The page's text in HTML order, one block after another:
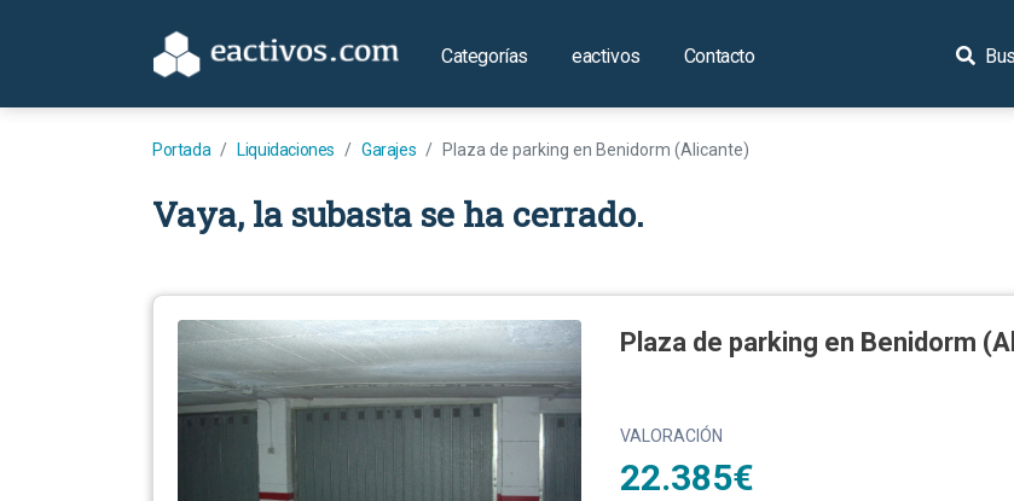
Categorías eactivos Contacto
Portada Liquidaciones Garajes Plaza de parking en Benidorm (Alicante)
Vaya, la subasta se ha cerrado.
Plaza de parking en Benidorm
VALORACIÓN
22.385€